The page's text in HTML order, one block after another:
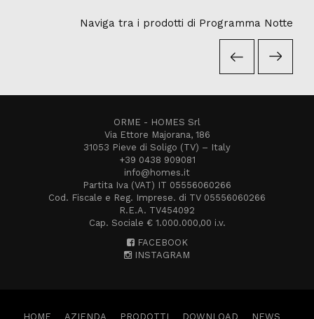
Naviga tra i prodotti di Programma Notte
ORME - HOMES Srl
Via Ettore Majorana, 186
31053 Pieve di Soligo (TV) – Italy
+39 0438 909081
info@homes.it
Partita Iva (VAT) IT 05556060266
Cod. Fiscale e Reg. Imprese. di TV 05556060266
R.E.A. TV454092
Cap. Sociale € 1.000.000,00 i.v.
FACEBOOK
INSTAGRAM
HOME AZIENDA PRODOTTI DOWNLOAD NEWS